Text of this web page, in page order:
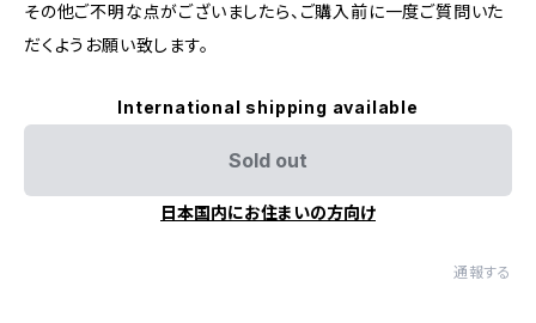
その他ご不明な点がございましたら、ご購入前に一度ご質問いた
だくようお願い致します。
International shipping available
Sold out
日本国内にお住まいの方向け
通報する